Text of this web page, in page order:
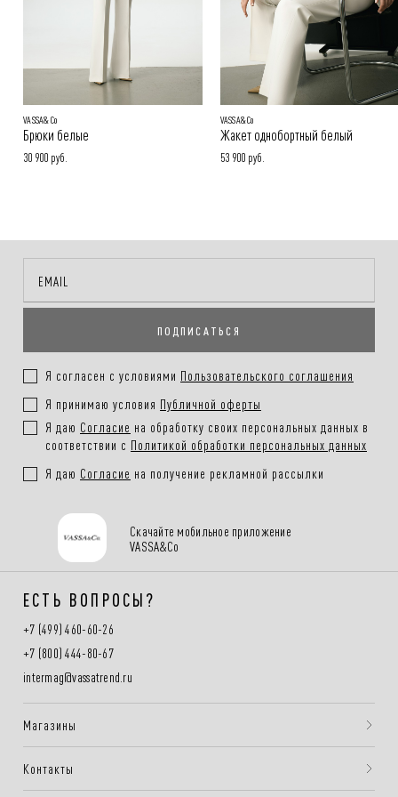
VASSA&Co
Брюки белые
30 900 руб.
VASSA&Co
Жакет однобортный белый
53 900 руб.
ПОДПИСАТЬСЯ
Я согласен с условиями Пользовательского соглашения
Я принимаю условия Публичной оферты
Я даю Согласие на обработку своих персональных данных в
соответствии с Политикой обработки персональных данных
Я даю Согласие на получение рекламной рассылки
Скачайте мобильное приложение
VASSA&Co
ЕСТЬ ВОПРОСЫ?
+7 (499) 460-60-26
+7 (800) 444-80-67
intermag@vassatrend.ru
Магазины
Контакты